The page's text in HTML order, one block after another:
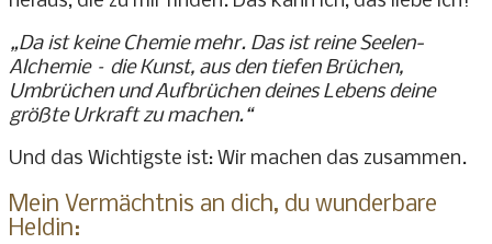
„Da ist keine Chemie mehr. Das ist reine Seelen-
Alchemie – die Kunst, aus den tiefen Brüchen,
Umbrüchen und Aufbrüchen deines Lebens deine
größte Urkraft zu machen.“
Und das Wichtigste ist: Wir machen das zusammen.
Mein Vermächtnis an dich, du wunderbare
Heldin: